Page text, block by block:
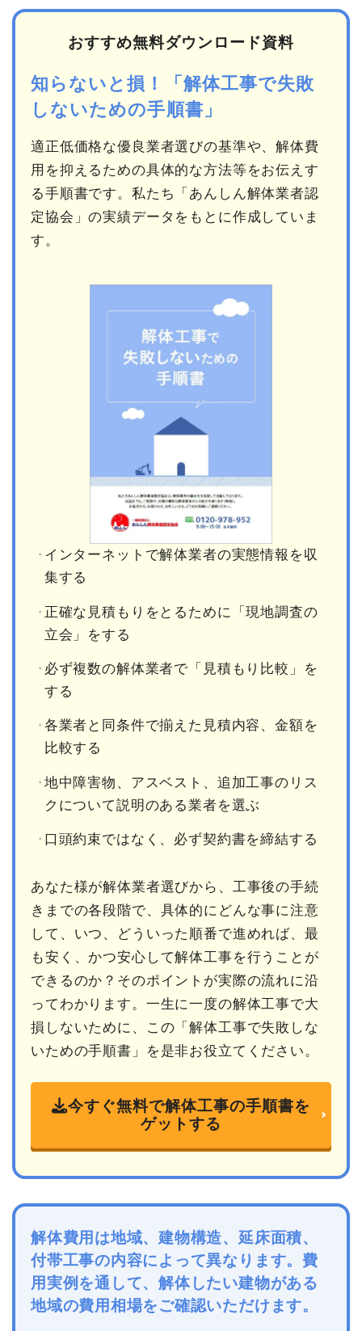
おすすめ無料ダウンロード資料
知らないと損！「解体工事で失敗
しないための手順書」
適正低価格な優良業者選びの基準や、解体費
用を抑えるための具体的な方法等をお伝えす
る手順書です。私たち「あんしん解体業者認
定協会」の実績データをもとに作成していま
す。
インターネットで解体業者の実態情報を収
集する
正確な見積もりをとるために「現地調査の
立会」をする
必ず複数の解体業者で「見積もり比較」を
する
各業者と同条件で揃えた見積内容、金額を
比較する
地中障害物、アスベスト、追加工事のリス
クについて説明のある業者を選ぶ
口頭約束ではなく、必ず契約書を締結する
あなた様が解体業者選びから、工事後の手続
きまでの各段階で、具体的にどんな事に注意
して、いつ、どういった順番で進めれば、最
も安く、かつ安心して解体工事を行うことが
できるのか？そのポイントが実際の流れに沿
ってわかります。一生に一度の解体工事で大
損しないために、この「解体工事で失敗しな
いための手順書」を是非お役立てください。
今すぐ無料で解体工事の手順書を
ゲットする
解体費用は地域、建物構造、延床面積、
付帯工事の内容によって異なります。費
用実例を通して、解体したい建物がある
地域の費用相場をご確認いただけます。